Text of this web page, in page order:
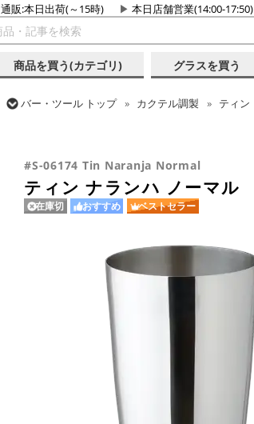
通販:本日出荷(～15時) 本日店舗営業(14:00-17:50)
商品を買う(カテゴリ) グラスを買う
バー・ツール トップ カクテル調製 ティン
#S-06174 Tin Naranja Normal
ティン ナランハ ノーマル
在庫切 おすすめ ベストセラー